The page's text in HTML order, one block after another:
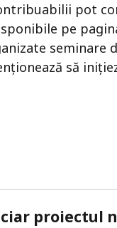
pot
pe
seminare
să
proiectul